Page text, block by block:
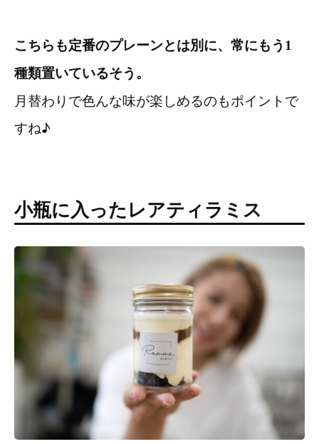
こちらも定番のプレーンとは別に、常にもう1
種類置いているそう。
月替わりで色んな味が楽しめるのもポイントで
すね♪
小瓶に入ったレアティラミス